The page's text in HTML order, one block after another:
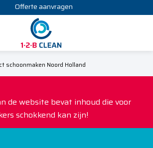
Offerte aanvragen
schoonmaken Noord Holland
de website bevat inhoud die voor
schokkend kan zijn!